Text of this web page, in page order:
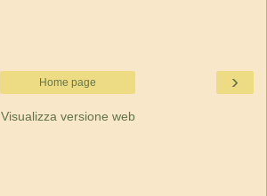
›
Home page
Visualizza versione web